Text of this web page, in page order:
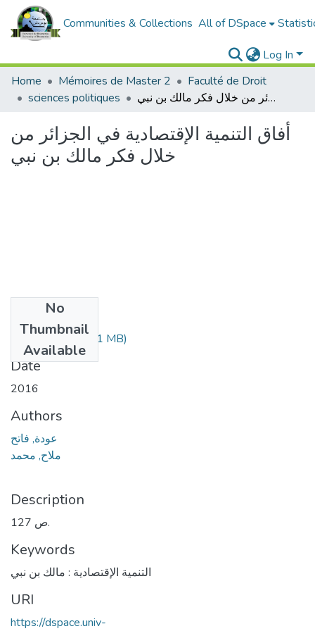
Communities & Collections All of DSpace
Log In
Home
Mémoires de Master 2
Faculté de Droit
sciences politiques
أفاق التنمية الإقتصادية في الجزائر من خلال فكر مالك بن نبي
أفاق التنمية الإقتصادية في الجزائر من
خلال فكر مالك بن نبي
No
Thumbnail
Available
فاتح عودة.pdf(1.71 MB)
Date
2016
Authors
عودة, فاتح
ملاح, محمد
Description
127 ص.
Keywords
التنمية الإقتصادية : مالك بن نبي
URI
https://dspace.univ-